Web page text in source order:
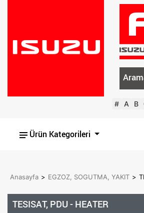
# A B
Ürün Kategorileri
Anasayfa > EGZOZ, SOGUTMA, YAKIT >
TESISAT, PDU - HEATER